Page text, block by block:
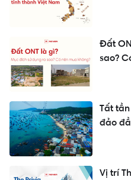
Đất
sao?
Tất
đảo
Vị trí